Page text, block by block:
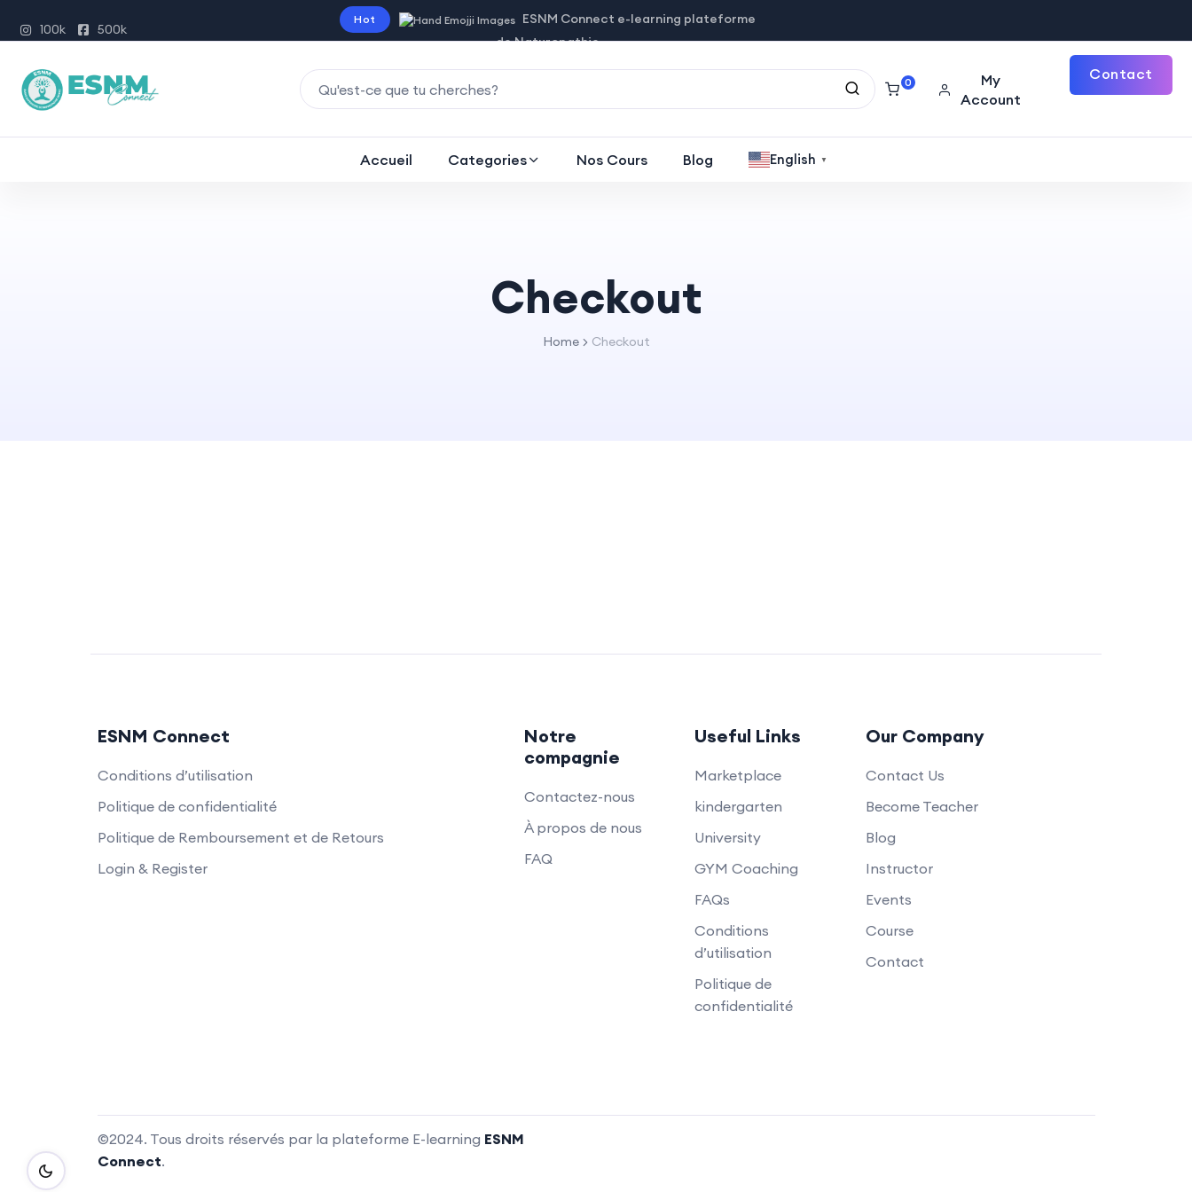
100k 500k
Hot
ESNM Connect e-learning plateforme
de Naturopathie
0
My
Account
Contact
Accueil Categories Nos Cours Blog English ▼
Checkout
Home Checkout
ESNM Connect
Conditions d’utilisation
Politique de confidentialité
Politique de Remboursement et de Retours
Login & Register
Notre
compagnie
Contactez-nous
À propos de nous
FAQ
Useful Links
Marketplace
kindergarten
University
GYM Coaching
FAQs
Conditions
d’utilisation
Politique de
confidentialité
Our Company
Contact Us
Become Teacher
Blog
Instructor
Events
Course
Contact
©2024. Tous droits réservés par la plateforme E-learning ESNM
Connect.